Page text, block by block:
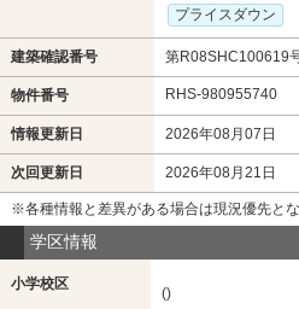
プライスダウン
建築確認番号 第R08SHC100619
物件番号 RHS-980955740
情報更新日 2026年08月07日
次回更新日 2026年08月21日
※各種情報と差異がある場合は現況優先と
学区情報
小学校区
()